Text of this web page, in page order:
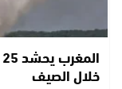
خلال الصيف